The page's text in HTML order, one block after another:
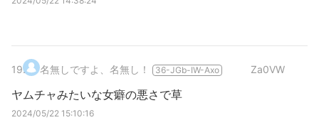
19. 名無しですよ、名無し！ 36-JGb-IW-Axo Za0VW
ヤムチャみたいな女癖の悪さで草
2024/05/22 15:10:16